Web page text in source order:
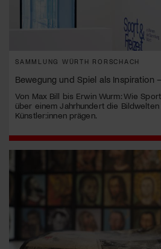
SAMMLUNG WÜRTH RORSCHACH
Bewegung und Spiel als Inspiration
Von Max Bill bis Erwin Wurm: Wie
über einem Jahrhundert die
Künstler:innen prägen.